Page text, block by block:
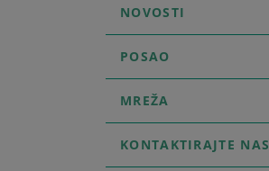
NOVOSTI
POSAO
MREŽA
KONTAKTIRAJTE NAS